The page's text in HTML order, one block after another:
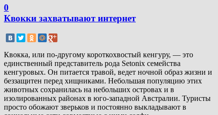
0
Квокки захватывают интернет
Квокка, или по-другому короткохвостый кенгуру, — это
единственный представитель рода Setonix семейства
кенгуровых. Он питается травой, ведет ночной образ жизни и
беззащитен перед хищниками. Небольшая популяцию этих
животных сохранилась на небольших островах и в
изолированных районах в юго-западной Австралии. Туристы
просто обожают зверьков и постоянно выкладывают в